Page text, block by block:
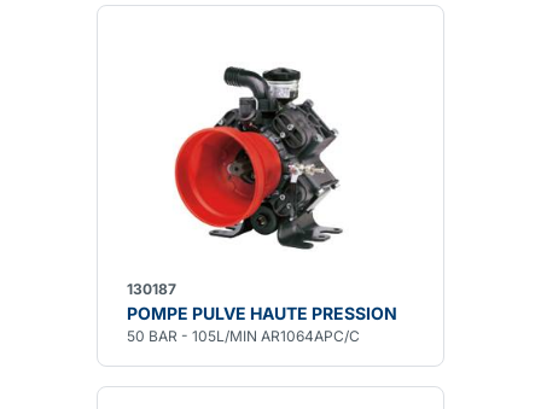
130187
POMPE PULVE HAUTE PRESSION
50 BAR - 105L/MIN AR1064APC/C